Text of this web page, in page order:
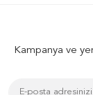
Kampanya ve